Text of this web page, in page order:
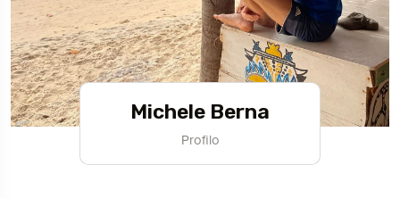
Michele Berna
Profilo